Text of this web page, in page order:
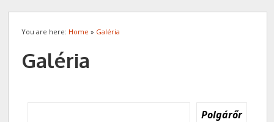
You are here: Home » Galéria
Galéria
Polgárőr